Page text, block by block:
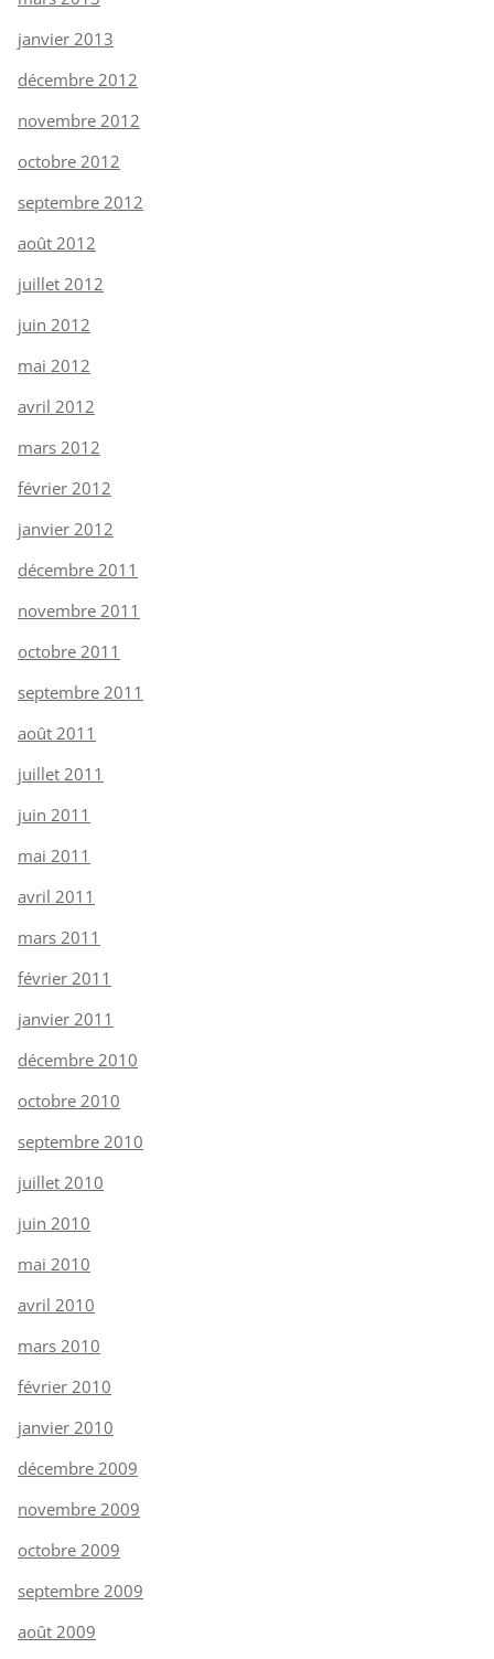
janvier 2013
décembre 2012
novembre 2012
octobre 2012
septembre 2012
août 2012
juillet 2012
juin 2012
mai 2012
avril 2012
mars 2012
février 2012
janvier 2012
décembre 2011
novembre 2011
octobre 2011
septembre 2011
août 2011
juillet 2011
juin 2011
mai 2011
avril 2011
mars 2011
février 2011
janvier 2011
décembre 2010
octobre 2010
septembre 2010
juillet 2010
juin 2010
mai 2010
avril 2010
mars 2010
février 2010
janvier 2010
décembre 2009
novembre 2009
octobre 2009
septembre 2009
août 2009